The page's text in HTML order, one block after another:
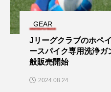
GEAR
Jリーグクラブのホペ
ースパイク専用洗浄ガ
般販売開始
2024.08.24